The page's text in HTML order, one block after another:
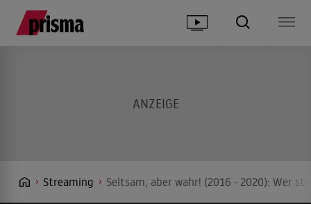
Streaming Seltsam, aber wahr! (2016 - 2020): Wer